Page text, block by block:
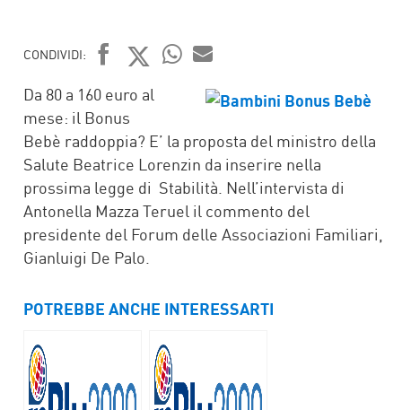
CONDIVIDI:
FACEBOOK
TWITTER
WHATSAPP
MAIL
Da 80 a 160 euro al
mese: il Bonus
Bebè raddoppia? E’ la proposta del ministro della
Salute Beatrice Lorenzin da inserire nella
prossima legge di Stabilità. Nell’intervista di
Antonella Mazza Teruel il commento del
presidente del Forum delle Associazioni Familiari,
Gianluigi De Palo.
POTREBBE ANCHE INTERESSARTI